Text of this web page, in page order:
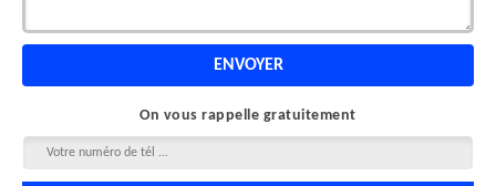
On vous rappelle gratuitement